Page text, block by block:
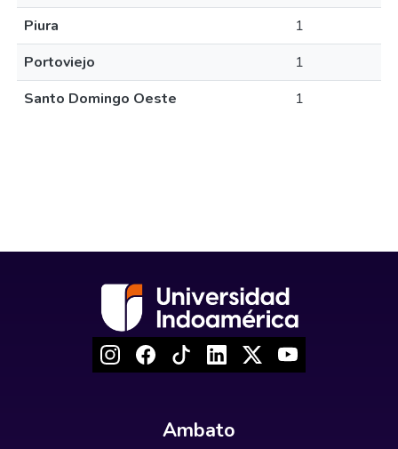
Piura
1
Portoviejo
1
Santo Domingo Oeste
1
Ambato